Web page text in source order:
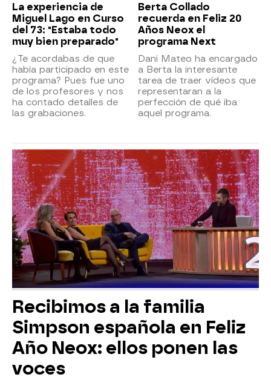
La experiencia de
Miguel Lago en Curso
del 73: "Estaba todo
muy bien preparado"
¿Te acordabas de que
había participado en este
programa? Pues fue uno
de los profesores y nos
ha contado detalles de
las grabaciones.
Berta Collado
recuerda en Feliz 20
Años Neox el
programa Next
Dani Mateo ha encargado
a Berta la interesante
tarea de traer vídeos que
representaran a la
perfección de qué iba
aquel programa.
Recibimos a la familia
Simpson española en Feliz
Año Neox: ellos ponen las
voces